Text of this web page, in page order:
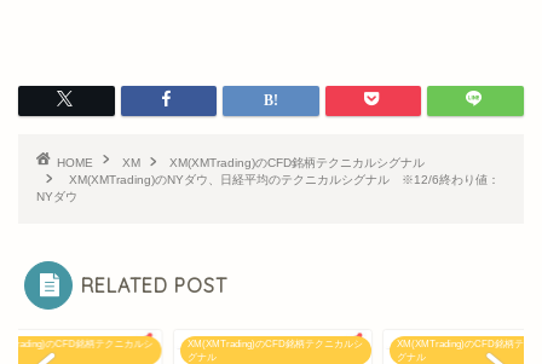
HOME XM
XM(XMTrading)のCFD銘柄テクニカルシグナル
XM(XMTrading)のNYダウ、日経平均のテクニカルシグナル ※12/6終わり値：
NYダウ
RELATED POST
のCFD銘柄テクニカルシ
XM(XMTrading)のCFD銘柄テクニカルシ
グナル
XM(XMTrading)のCFD銘柄テク
グナル